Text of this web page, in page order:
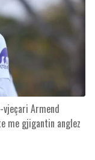
Armend
me gjigantin anglez